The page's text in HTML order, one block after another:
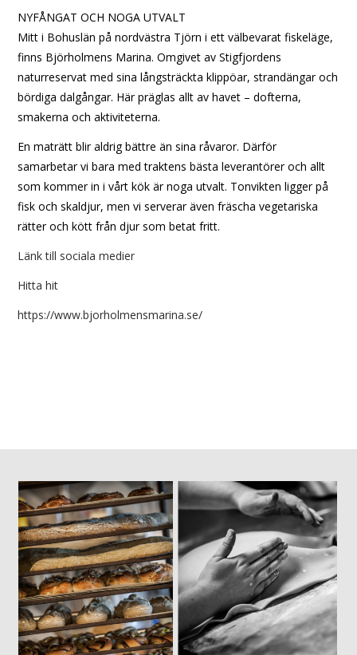
NYFÅNGAT OCH NOGA UTVALT
Mitt i Bohuslän på nordvästra Tjörn i ett välbevarat fiskeläge,
finns Björholmens Marina. Omgivet av Stigfjordens
naturreservat med sina långsträckta klippöar, strandängar och
bördiga dalgångar. Här präglas allt av havet – dofterna,
smakerna och aktiviteterna.
En maträtt blir aldrig bättre än sina råvaror. Därför
samarbetar vi bara med traktens bästa leverantörer och allt
som kommer in i vårt kök är noga utvalt. Tonvikten ligger på
fisk och skaldjur, men vi serverar även fräscha vegetariska
rätter och kött från djur som betat fritt.
Länk till socialamedier
Hitta hit
https://www.bjorholmensmarina.se/